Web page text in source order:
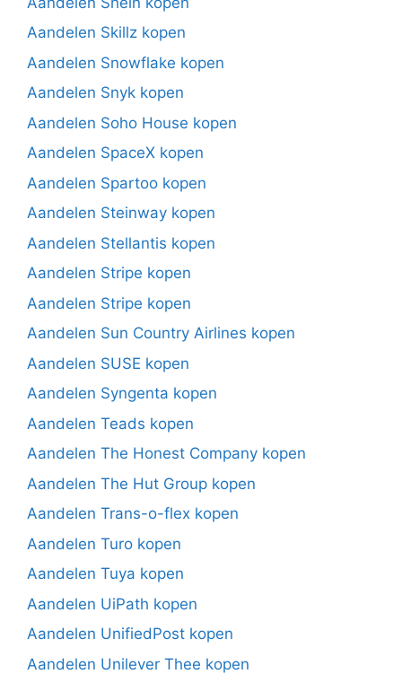
Aandelen Skillz kopen
Aandelen Snowflake kopen
Aandelen Snyk kopen
Aandelen Soho House kopen
Aandelen SpaceX kopen
Aandelen Spartoo kopen
Aandelen Steinway kopen
Aandelen Stellantis kopen
Aandelen Stripe kopen
Aandelen Stripe kopen
Aandelen Sun Country Airlines kopen
Aandelen SUSE kopen
Aandelen Syngenta kopen
Aandelen Teads kopen
Aandelen The Honest Company kopen
Aandelen The Hut Group kopen
Aandelen Trans-o-flex kopen
Aandelen Turo kopen
Aandelen Tuya kopen
Aandelen UiPath kopen
Aandelen UnifiedPost kopen
Aandelen Unilever Thee kopen